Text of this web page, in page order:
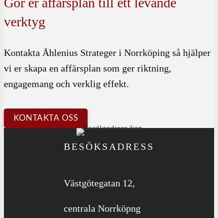
verktyg
Kontakta Åhlenius Strateger i Norrköping så hjälper
vi er skapa en affärsplan som ger riktning,
engagemang och verklig effekt.
KONTAKTA OSS
BESÖKSADRESS
Västgötegatan 12,
centrala Norrköpng